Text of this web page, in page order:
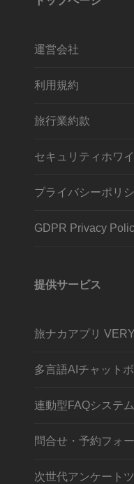
運営会社
利用規約
旅行業約款
セキュリティホワ
プライバシーポリ
GDPR Privacy
提供サービス
旅ナカアプリ VERY
多言語AIチャット
連動型FAQシステム
問合せ・予約フォ
次世代アンケート